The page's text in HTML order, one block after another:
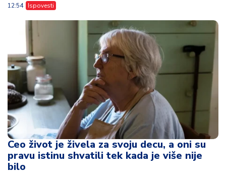
12:54 Ispovesti
Ceo život je živela za svoju decu, a oni su
pravu istinu shvatili tek kada je više nije
bilo